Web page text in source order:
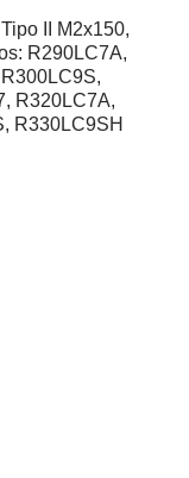
II M2x150,
R290LC7A,
R320LC7A,
R330LC9SH